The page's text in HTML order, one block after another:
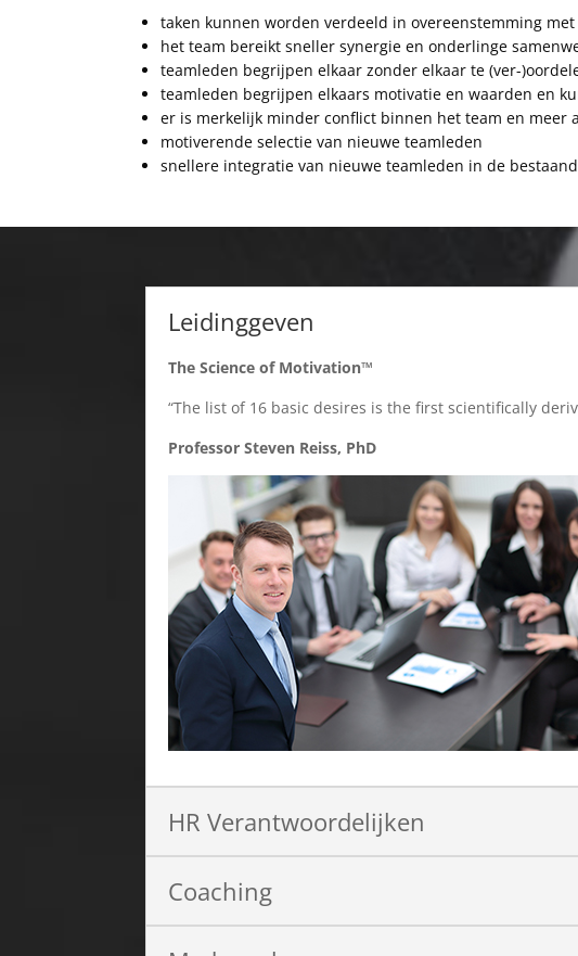
taken kunnen worden verdeeld in overeenstemming
het team bereikt sneller synergie en onderlinge
teamleden begrijpen elkaar zonder elkaar te (ver-
teamleden begrijpen elkaars motivatie en waarden en
er is merkelijk minder conflict binnen het team en meer
motiverende selectie van nieuwe teamleden
snellere integratie van nieuwe teamleden in de
Leidinggeven
The Science of Motivation™
“The list of 16 basic desires is the first scientifically
Professor Steven Reiss, PhD
HR Verantwoordelijken
Coaching